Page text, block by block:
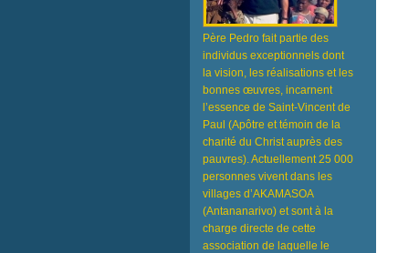
Père Pedro fait partie des
individus exceptionnels dont
la vision, les réalisations et les
bonnes œuvres, incarnent
l’essence de Saint-Vincent de
Paul (Apôtre et témoin de la
charité du Christ auprès des
pauvres). Actuellement 25 000
personnes vivent dans les
villages d’AKAMASOA
(Antananarivo) et sont à la
charge directe de cette
association de laquelle le